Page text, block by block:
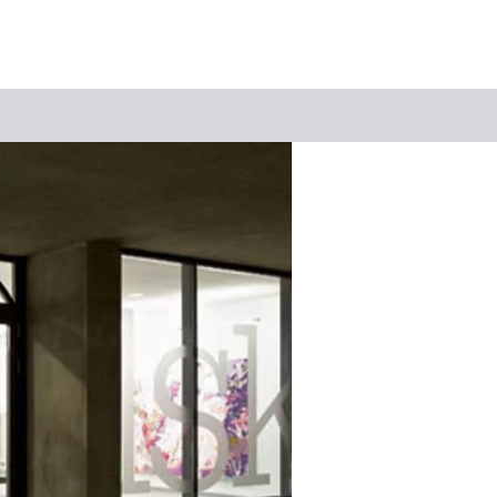
Suchbegriff
Das könnte Sie interessieren
Stadtführungen
Tickets
Citytour
Erlebnisse
Automobil
Feste & Highlights